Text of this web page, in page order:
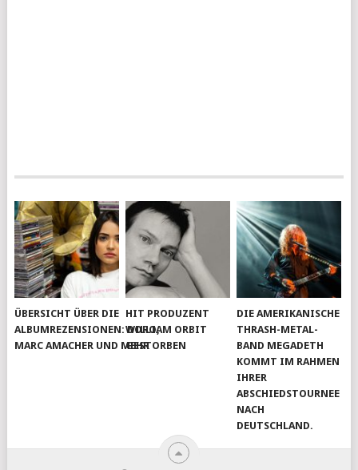
ÜBERSICHT ÜBER DIE
ALBUMREZENSIONEN: DORO,
MARC AMACHER UND MEHR
HIT PRODUZENT
WILLIAM ORBIT
GESTORBEN
DIE AMERIKANISCHE
THRASH-METAL-
BAND MEGADETH
KOMMT IM RAHMEN
IHRER
ABSCHIEDSTOURNEE
NACH
DEUTSCHLAND.